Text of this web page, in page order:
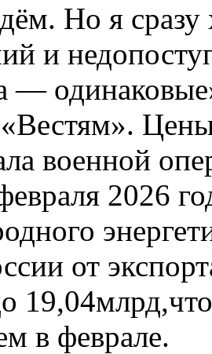
Но я сразу
и
—
военной
2026
от
в феврале.